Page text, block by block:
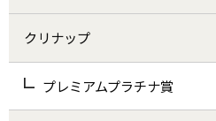
クリナップ
プレミアムプラチナ賞